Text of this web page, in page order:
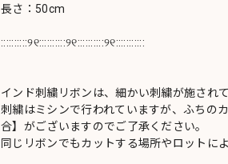
長さ：50cm
::::::::::୨୧::::::::::୨୧::::::::::୨୧:::::::::::
インド刺繍リボンは、細かい刺繍が施され
刺繍はミシンで行われていますが、ふちの
合】がございますのでご了承ください。
同じリボンでもカットする場所やロットに